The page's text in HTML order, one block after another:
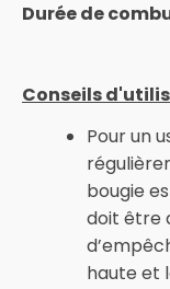
Durée de
Conseils
Pour un
bougie
doit être
haute et